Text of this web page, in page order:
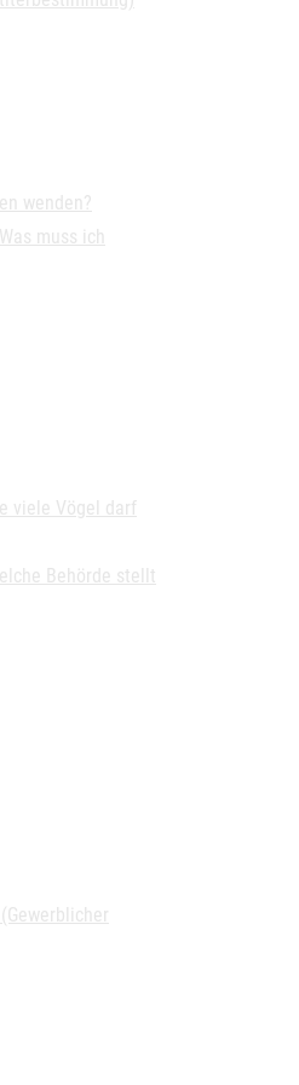
wenden?
muss ich
viele Vögel darf
Behörde stellt